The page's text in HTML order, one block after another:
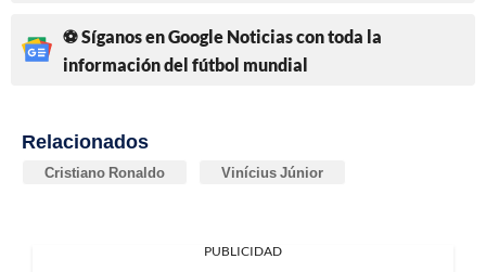
⚽ Síganos en Google Noticias con toda la
información del fútbol mundial
Relacionados
Cristiano Ronaldo Vinícius Júnior
PUBLICIDAD